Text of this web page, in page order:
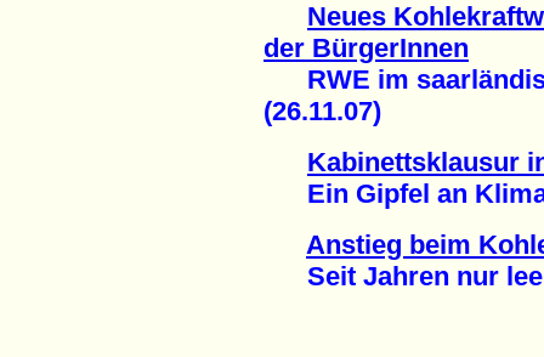
Neues
der BürgerInnen
RWE im
(26.11.07)
Kabinettsklausur
Ein Gipfel an
Anstieg beim
Seit Jahren nur